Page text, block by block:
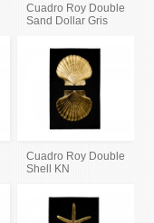
Cuadro Roy Double
Sand Dollar Gris
Cuadro Roy Double
Shell KN